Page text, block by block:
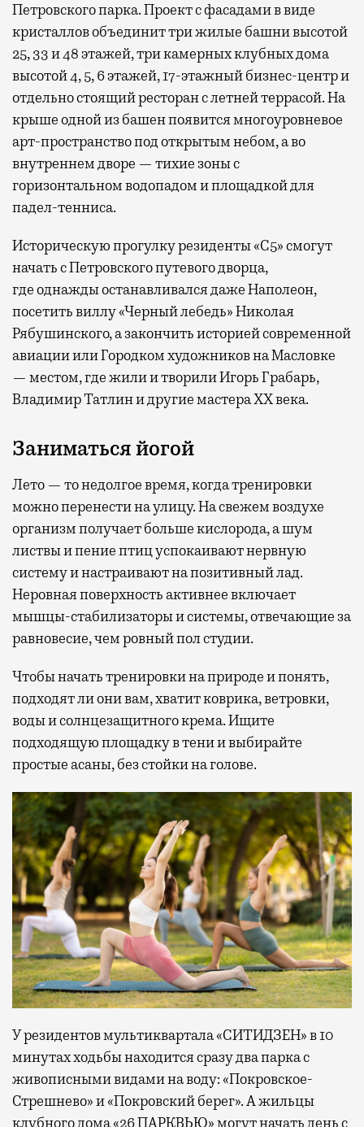
Петровского парка. Проект с фасадами в виде
кристаллов объединит три жилые башни высотой
25, 33 и 48 этажей, три камерных клубных дома
высотой 4, 5, 6 этажей, 17-этажный бизнес-центр и
отдельно стоящий ресторан с летней террасой. На
крыше одной из башен появится многоуровневое
арт-пространство под открытым небом, а во
внутреннем дворе — тихие зоны с
горизонтальном водопадом и площадкой для
падел-тенниса.
Историческую прогулку резиденты «С5» смогут
начать с Петровского путевого дворца,
гдеоднажды останавливался даже Наполеон,
посетить виллу «Черный лебедь» Николая
Рябушинского, а закончить историей современной
авиации или Городком художников на Масловке
— местом, где жили и творили Игорь Грабарь,
Владимир Татлин и другие мастера XX века.
Заниматься йогой
Лето — то недолгое время, когда тренировки
можно перенести на улицу. На свежем воздухе
организм получает больше кислорода, а шум
листвы и пение птиц успокаивают нервную
систему и настраивают на позитивный лад.
Неровная поверхность активнее включает
мышцы-стабилизаторы и системы, отвечающие за
равновесие, чем ровный пол студии.
Чтобы начать тренировки на природе и понять,
подходят ли они вам, хватит коврика, ветровки,
воды и солнцезащитного крема. Ищите
подходящую площадку в тени и выбирайте
простые асаны, без стойки на голове.
У резидентов мультиквартала «СИТИДЗЕН» в 10
минутах ходьбы находится сразу два парка с
живописными видами на воду: «Покровское-
Стрешнево» и «Покровский берег». А жильцы
клубного дома «26 ПАРКВЬЮ» могут начать день с